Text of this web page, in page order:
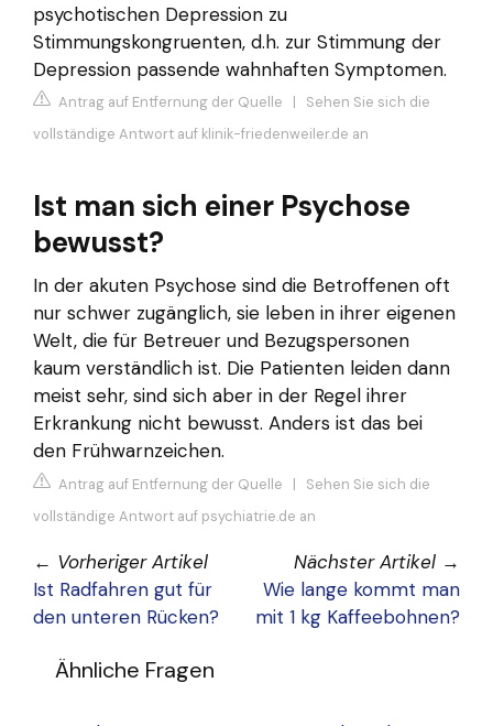
psychotischen Depression zu
Stimmungskongruenten, d.h. zur Stimmung der
Depression passende wahnhaften Symptomen.
Antrag auf Entfernung der Quelle | Sehen Sie sich die
vollständige Antwort auf klinik-friedenweiler.de an
Ist man sich einer Psychose
bewusst?
In der akuten Psychose sind die Betroffenen oft
nur schwer zugänglich, sie leben in ihrer eigenen
Welt, die für Betreuer und Bezugspersonen
kaum verständlich ist. Die Patienten leiden dann
meist sehr, sind sich aber in der Regel ihrer
Erkrankung nicht bewusst. Anders ist das bei
den Frühwarnzeichen.
Antrag auf Entfernung der Quelle | Sehen Sie sich die
vollständige Antwort auf psychiatrie.de an
← Vorheriger Artikel
Ist Radfahren gut für
den unteren Rücken?
Nächster Artikel →
Wie lange kommt man
mit 1 kg Kaffeebohnen?
Ähnliche Fragen